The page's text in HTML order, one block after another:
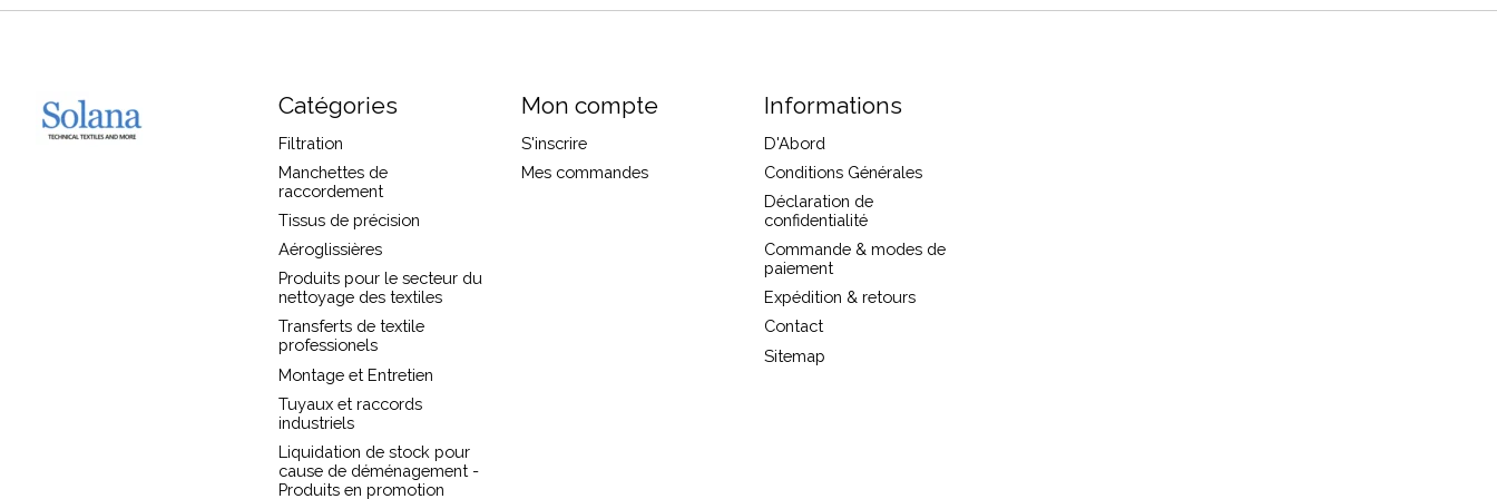
Catégories
Filtration
Manchettes de
raccordement
Tissus de précision
Aéroglissières
Produits pour le secteur du
nettoyage des textiles
Transferts de textile
professionels
Montage et Entretien
Tuyaux et raccords
industriels
Liquidation de stock pour
cause de déménagement -
Produits en promotion
Mon compte
S'inscrire
Mes commandes
Informations
D'Abord
Conditions Générales
Déclaration de
confidentialité
Commande & modes de
paiement
Expédition & retours
Contact
Sitemap